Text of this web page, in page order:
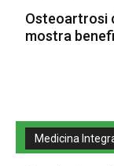
Osteoartrosi
mostra
Medicina